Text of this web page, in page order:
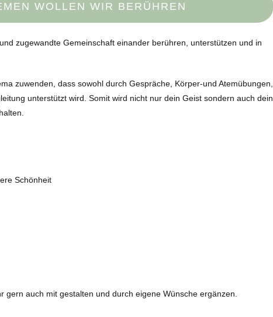
WOLLEN WIR BERÜHREN
zugewandte Gemeinschaft einander berühren, unterstützen und in
zuwenden, dass sowohl durch Gespräche, Körper-und Atemübungen,
unterstützt wird. Somit wird nicht nur dein Geist sondern auch dein
Schönheit
gern auch mit gestalten und durch eigene Wünsche ergänzen.